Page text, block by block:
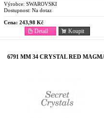
Výrobce: SWAROVSKI
Dostupnost: Na dotaz
Cena: 243,98 Kč
Koupit
Detail
6791 MM 34 CRYSTAL RED